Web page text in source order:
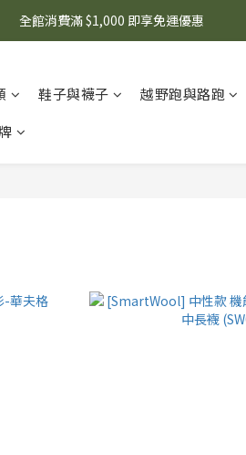
知道現在有什麼優惠嗎？ 點擊查看最新優惠！
全館消費滿 $1,000 即享免運優惠
鞋子與襪子 越野跑與路跑